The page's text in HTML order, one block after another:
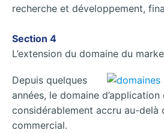
recherche et développement,
Section 4
L’extension du domaine du
Depuis quelques
années, le domaine d’application
considérablement accru au-delà
commercial.